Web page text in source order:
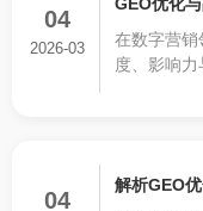
04
2026-03
GEO优化
在数字营销
度、影响
04
解析GEO